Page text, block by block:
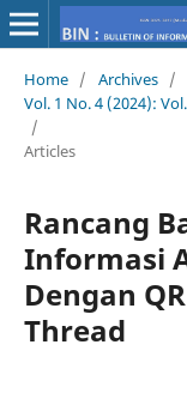
Home / Archives /
Vol. 1 No. 4 (2024):
/
Articles
Rancang
Informasi
Dengan
Thread